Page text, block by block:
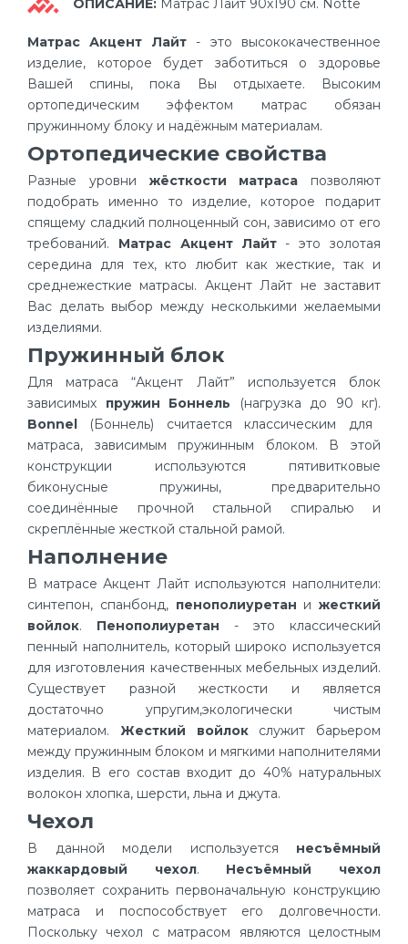
ОПИСАНИЕ: Матрас Лайт 90х190 см. Notte
Матрас Акцент Лайт- это высококачественное
изделие, которое будет заботиться о здоровье
Вашей спины, пока Вы отдыхаете. Высоким
ортопедическим эффектом матрас обязан
пружинному блоку и надёжным материалам.
Ортопедические свойства
Разные уровни жёсткости матраса позволяют
подобрать именно то изделие, которое подарит
спящему сладкий полноценный сон, зависимо от его
требований. Матрас Акцент Лайт- это золотая
середина для тех, кто любит как жесткие, так и
среднежесткие матрасы. Акцент Лайт не заставит
Вас делать выбор между несколькими желаемыми
изделиями.
Пружинный блок
Для матраса “Акцент Лайт” используется блок
зависимых пружин Боннель (нагрузка до 90 кг).
Bonnel (Боннель) считается классическим для
матраса, зависимым пружинным блоком. В этой
конструкции используются пятивитковые
биконусные пружины, предварительно
соединённые прочной стальной спиралью и
скреплённые жесткой стальной рамой.
Наполнение
В матрасе Акцент Лайт используются наполнители:
синтепон, спанбонд, пенополиуретан и жесткий
войлок. Пенополиуретан - это классический
пенный наполнитель, который широко используется
для изготовления качественных мебельных изделий.
Существует разной жесткости и является
достаточно упругим,экологически чистым
материалом. Жесткий войлокслужит барьером
между пружинным блоком и мягкими наполнителями
изделия. В его состав входит до 40% натуральных
волокон хлопка, шерсти, льна и джута.
Чехол
В данной модели используется несъёмный
жаккардовый чехол. Несъёмный чехол
позволяет сохранить первоначальную конструкцию
матраса и поспособствует его долговечности.
Поскольку чехол с матрасом являются целостным